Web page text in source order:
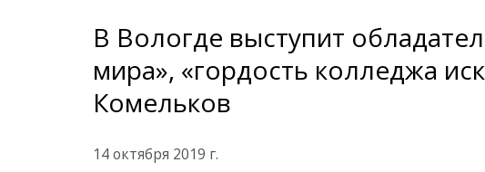
В Вологде выступит
мира», «гордость колледжа
Комельков
14 октября 2019 г.